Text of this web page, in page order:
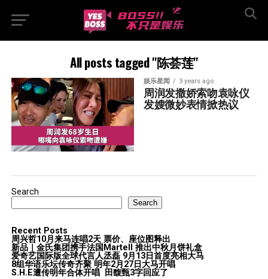
All posts tagged "陈荟莲"
娱乐星闻 3 years ago
周润发撒娇索吻袁咏仪
发嫂微妙表情掀热议
Search
Search
Recent Posts
周兴哲10月来马连唱2天 票价、座位图释出
新品｜金氏集团携手法国Martell 推出中秋月饼礼盒
爱奇艺国际版全球代言人丞磊 9月13日首度亮相大马
8组华语乐坛传奇⻬聚 明年2月27日大马开唱
S.H.E遭传明年合体开唱 田馥甄3字回应了